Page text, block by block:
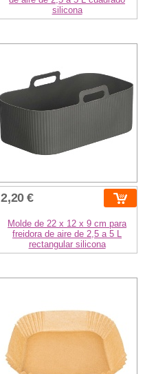
silicona
2,20 €
Molde de 22 x 12 x 9 cm para
freidora de aire de 2,5 a 5 L
rectangular silicona